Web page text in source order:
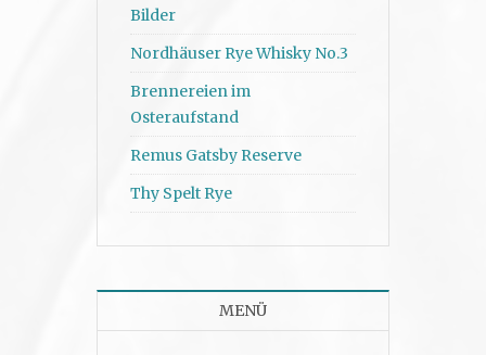
Bilder
Nordhäuser Rye Whisky No.3
Brennereien im
Osteraufstand
Remus Gatsby Reserve
Thy Spelt Rye
MENÜ